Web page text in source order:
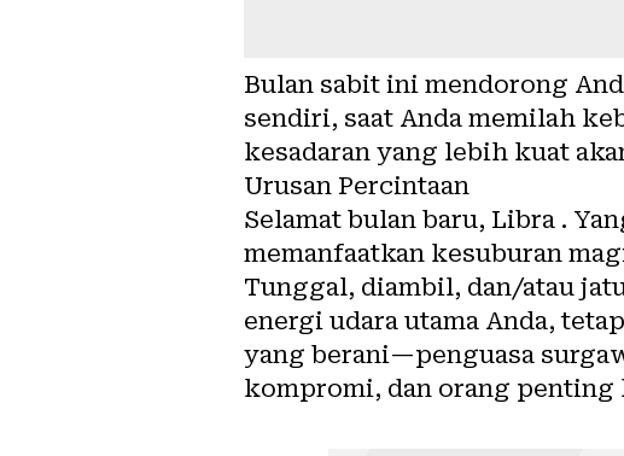
Bulan sabit ini mendorong
sendiri, saat Anda memilah
kesadaran yang lebih kuat
Urusan Percintaan
Selamat bulan baru, Libra .
memanfaatkan kesuburan
Tunggal, diambil, dan/atau
energi udara utama Anda,
yang berani—penguasa
kompromi, dan orang penting